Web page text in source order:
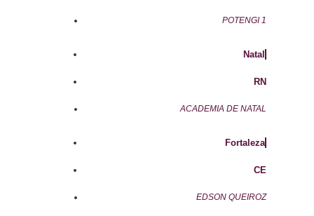
POTENGI 1
Natal
RN
ACADEMIA DE NATAL
Fortaleza
CE
EDSON QUEIROZ